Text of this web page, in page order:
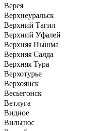
Верея
Верхнеуральск
Верхний Тагил
Верхний Уфалей
Верхняя Пышма
Верхняя Салда
Верхняя Тура
Верхотурье
Верхоянск
Весьегонск
Ветлуга
Видное
Вильнюс